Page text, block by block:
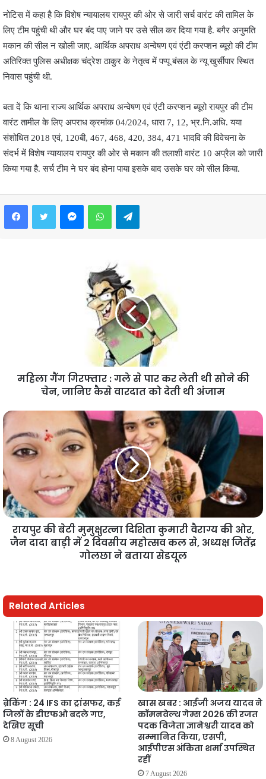
नोटिस में कहा है कि विशेष न्यायालय रायपुर की ओर से जारी सर्च वारंट की तामिल के
लिए टीम पहुंची थी और घर बंद पाए जाने पर उसे सील कर दिया गया है. बगैर अनुमति
मकान की सील न खोली जाए. आर्थिक अपराध अन्वेषण एवं एंटी करप्शन ब्यूरो की टीम
अतिरिक्त पुलिस अधीक्षक चंद्रेश ठाकुर के नेतृत्व में पप्पू बंसल के न्यू खुर्सीपार स्थित
निवास पहुंची थी.
बता दें कि थाना राज्य आर्थिक अपराध अन्वेषण एवं एंटी करप्शन ब्यूरो रायपुर की टीम
वारंट तामील के लिए अपराध क्रमांक 04/2024, धारा 7, 12, भ्र.नि.अधि. यया
संशोधित 2018 एवं, 120बी, 467, 468, 420, 384, 471 भादवि की विवेचना के
संदर्भ में विशेष न्यायालय रायपुर की ओर से मकान की तलाशी वारंट 10 अप्रैल को जारी
किया गया है. सर्च टीम ने घर बंद होना पाया इसके बाद उसके घर को सील किया.
FacebookTwitter MessengerWhatsAppTelegram
महिला गैंग गिरफ्तार : गले से पार कर लेती थी सोने की
चेन, जानिए कैसे वारदात को देती थी अंजाम
रायपुर की बेटी मुमुक्षुरत्ना दिशिता कुमारी वैराग्य की ओर,
जैन दादा बाड़ी में 2 दिवसीय महोत्सव कल से, अध्यक्ष जितेंद्र
गोलछा ने बताया सेडयूल
Related Articles
ब्रेकिंग : 24 IFS का ट्रांसफर, कई
जिलों के डीएफओ बदले गए,
देखिए सूची
8 August 2026
खास खबर : आईजी अजय यादव ने
कॉमनवेल्थ गेम्स 2026 की रजत
पदक विजेता ज्ञानेश्वरी यादव को
सम्मानित किया, एसपी,
आईपीएस अंकिता शर्मा उपस्थित
रहीं
7 August 2026